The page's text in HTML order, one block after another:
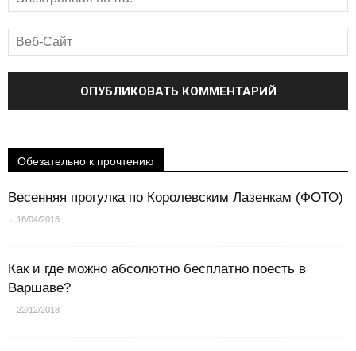
Обезательно к прочтению
Весенняя прогулка по Королевским Лазенкам (ФОТО)
- 16/04/2018
Как и где можно абсолютно бесплатно поесть в
Варшаве?
- 22/12/2018